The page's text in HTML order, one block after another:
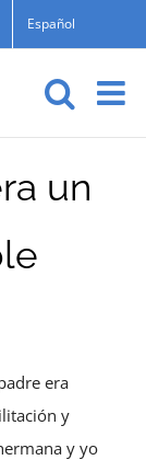
Español
un
era
y
y yo